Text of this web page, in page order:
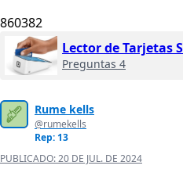
860382
Lector de Tarjetas
Preguntas 4
Rume kells
@rumekells
Rep: 13
PUBLICADO:20 DE JUL. DE 2024